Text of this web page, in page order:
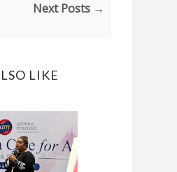
Next Posts →
LIKE